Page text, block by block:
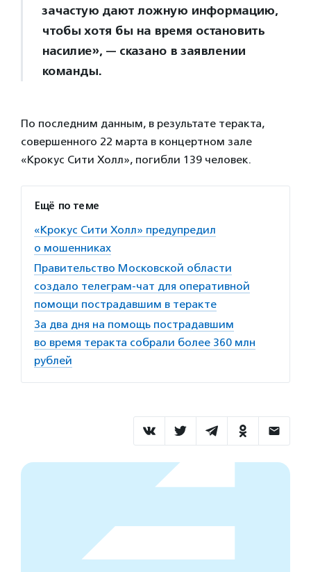
зачастую дают ложную информацию,
чтобы хотя бы на время остановить
насилие», — сказано в заявлении
команды.
По последним данным, в результате теракта,
совершенного 22 марта в концертном зале
«Крокус Сити Холл», погибли 139 человек.
Ещё по теме
«Крокус Сити Холл» предупредил
о мошенниках
Правительство Московской области
создало телеграм-чат для оперативной
помощи пострадавшим в теракте
За два дня на помощь пострадавшим
во время теракта собрали более 360 млн
рублей